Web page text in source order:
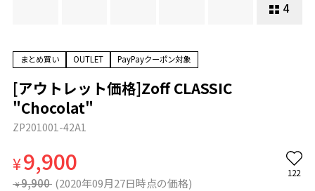
4
まとめ買い OUTLET PayPayクーポン対象
[アウトレット価格]Zoff CLASSIC
"Chocolat"
ZP201001-42A1
¥9,900
¥ 9,900 (2020年09月27日時点の価格)
122